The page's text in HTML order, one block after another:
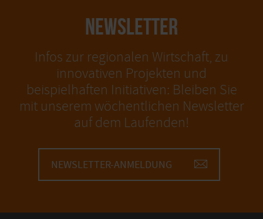
NEWSLETTER
Infos zur regionalen Wirtschaft, zu
innovativen Projekten und
beispielhaften Initiativen: Bleiben Sie
mit unserem wöchentlichen Newsletter
auf dem Laufenden!
NEWSLETTER-ANMELDUNG